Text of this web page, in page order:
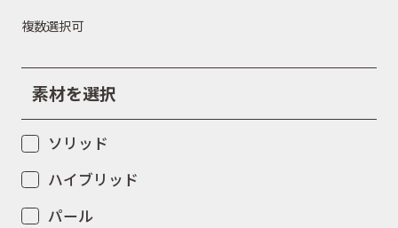
複数選択可
素材を選択
ソリッド
ハイブリッド
パール